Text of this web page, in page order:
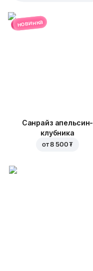
новинка
Санрайз апельсин-
клубника
от8 500 ₮